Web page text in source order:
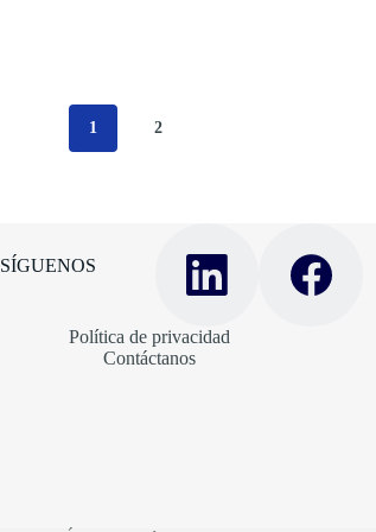
1 2
SÍGUENOS
Política de privacidad
Contáctanos